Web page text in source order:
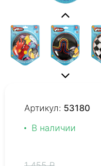
Артикул: 53180
В наличии